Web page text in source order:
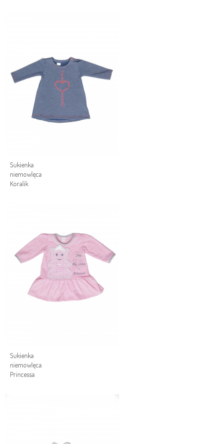
Sukienka
niemowlęca
Koralik
Sukienka
niemowlęca
Princessa